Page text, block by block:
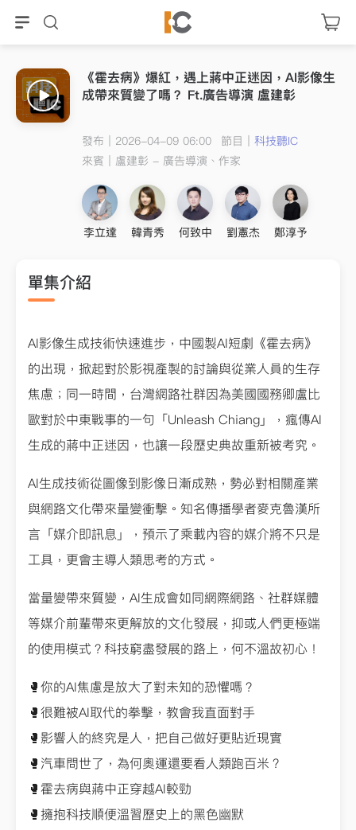
《霍去病》爆紅，遇上蔣中正迷因，AI影像生
成帶來質變了嗎？ Ft.廣告導演 盧建彰
發布｜2026-04-09 06:00 節目｜ 科技聽IC
來賓｜ 盧建彰 - 廣告導演、作家
李立達 韓青秀 何致中 劉憲杰 鄭淳予
單集介紹
AI影像生成技術快速進步，中國製AI短劇《霍去病》
的出現，掀起對於影視產製的討論與從業人員的生存
焦慮；同一時間，台灣網路社群因為美國國務卿盧比
歐對於中東戰事的一句「Unleash Chiang」，瘋傳AI
生成的蔣中正迷因，也讓一段歷史典故重新被考究。
AI生成技術從圖像到影像日漸成熟，勢必對相關產業
與網路文化帶來量變衝擊。知名傳播學者麥克魯漢所
言「媒介即訊息」，預示了乘載內容的媒介將不只是
工具，更會主導人類思考的方式。
當量變帶來質變，AI生成會如同網際網路、社群媒體
等媒介前輩帶來更解放的文化發展，抑或人們更極端
的使用模式？科技窮盡發展的路上，何不溫故初心！
🥊你的AI焦慮是放大了對未知的恐懼嗎？
🥊很難被AI取代的拳擊，教會我直面對手
🥊影響人的終究是人，把自己做好更貼近現實
🥊汽車問世了，為何奧運還要看人類跑百米？
🥊霍去病與蔣中正穿越AI較勁
🥊擁抱科技順便溫習歷史上的黑色幽默